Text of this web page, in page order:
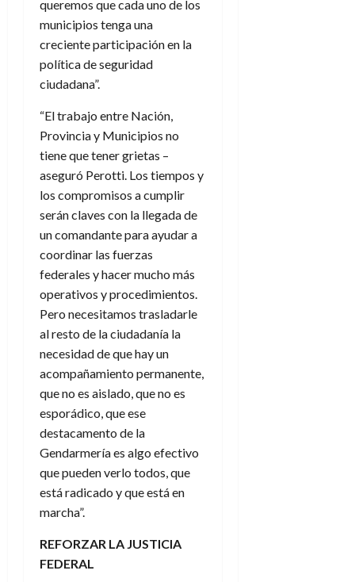
queremos que cada uno de los
municipios tenga una
creciente participación en la
política de seguridad
ciudadana”.
“El trabajo entre Nación,
Provincia y Municipios no
tiene que tener grietas –
aseguró Perotti. Los tiempos y
los compromisos a cumplir
serán claves con la llegada de
un comandante para ayudar a
coordinar las fuerzas
federales y hacer mucho más
operativos y procedimientos.
Pero necesitamos trasladarle
al resto de la ciudadanía la
necesidad de que hay un
acompañamiento permanente,
que no es aislado, que no es
esporádico, que ese
destacamento de la
Gendarmería es algo efectivo
que pueden verlo todos, que
está radicado y que está en
marcha”.
REFORZAR LA JUSTICIA
FEDERAL